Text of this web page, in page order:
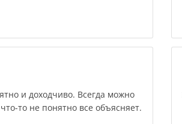
и доходчиво. Всегда можно
то не понятно все объясняет.